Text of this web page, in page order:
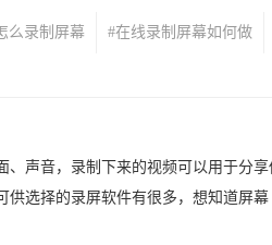
么录制屏幕 #在线录制屏幕如何做
声音，录制下来的视频可以用于分享
选择的录屏软件有很多，想知道屏